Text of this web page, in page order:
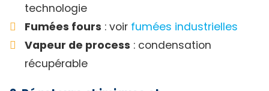
technologie
Fumées fours : voir fumées industrielles
Vapeur de process : condensation
récupérable